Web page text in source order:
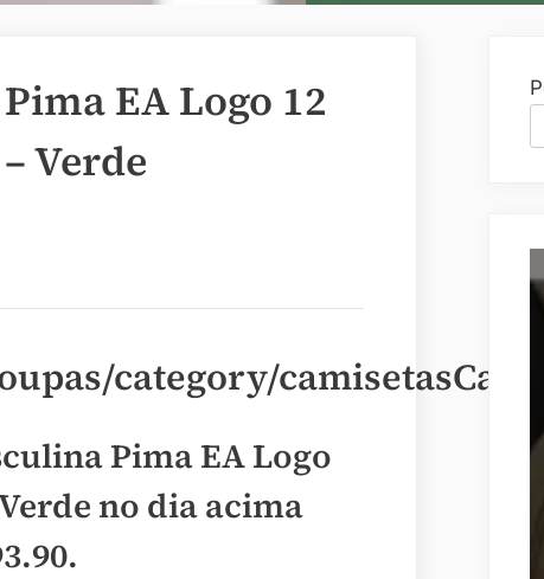
EA Logo 12
Verde
category/
Pima EA Logo
no dia acima
.